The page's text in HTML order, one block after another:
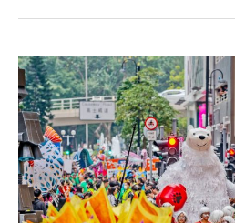
LCX/
角
朗
豪
坊
渣
打
藝
趣
嘉
年